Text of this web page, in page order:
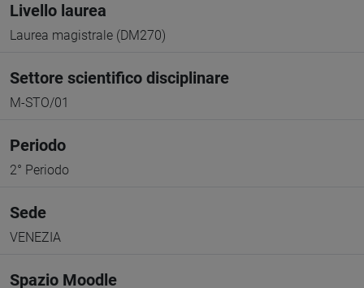
Livello laurea
Laurea magistrale (DM270)
Settore scientifico disciplinare
M-STO/01
Periodo
2° Periodo
Sede
VENEZIA
Spazio Moodle